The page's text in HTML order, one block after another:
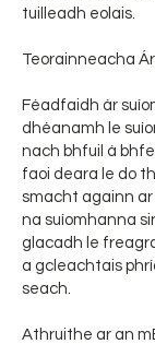
tuilleadh eolais.
Teorainneacha
Féadfaidh ár
dhéanamh le
nach bhfuil á
faoi deara le do
smacht againn
na suíomhanna
glacadh le
a gcleachtais
seach.
Athruithe ar an